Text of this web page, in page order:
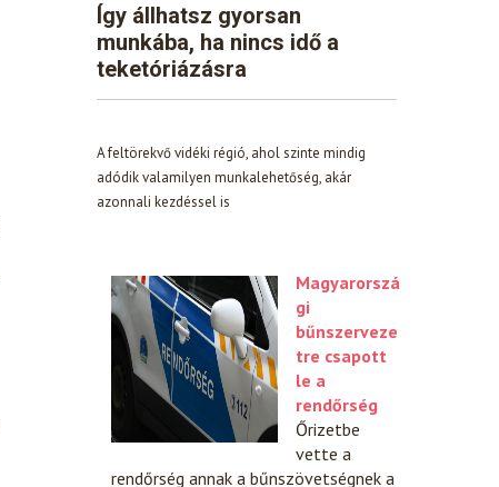
Így állhatsz gyorsan
munkába, ha nincs idő a
teketóriázásra
A feltörekvő vidéki régió, ahol szinte mindig
adódik valamilyen munkalehetőség, akár
azonnali kezdéssel is
Magyarorszá
gi
bűnszerveze
tre csapott
le a
rendőrség
Őrizetbe
vette a
rendőrség annak a bűnszövetségnek a